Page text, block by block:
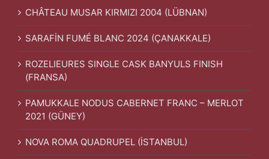
CHÂTEAU MUSAR KIRMIZI 2004 (LÜBNAN)
SARAFİN FUMÉ BLANC 2024 (ÇANAKKALE)
ROZELIEURES SINGLE CASK BANYULS FINISH
(FRANSA)
PAMUKKALE NODUS CABERNET FRANC – MERLOT
2021 (GÜNEY)
NOVA ROMA QUADRUPEL (İSTANBUL)